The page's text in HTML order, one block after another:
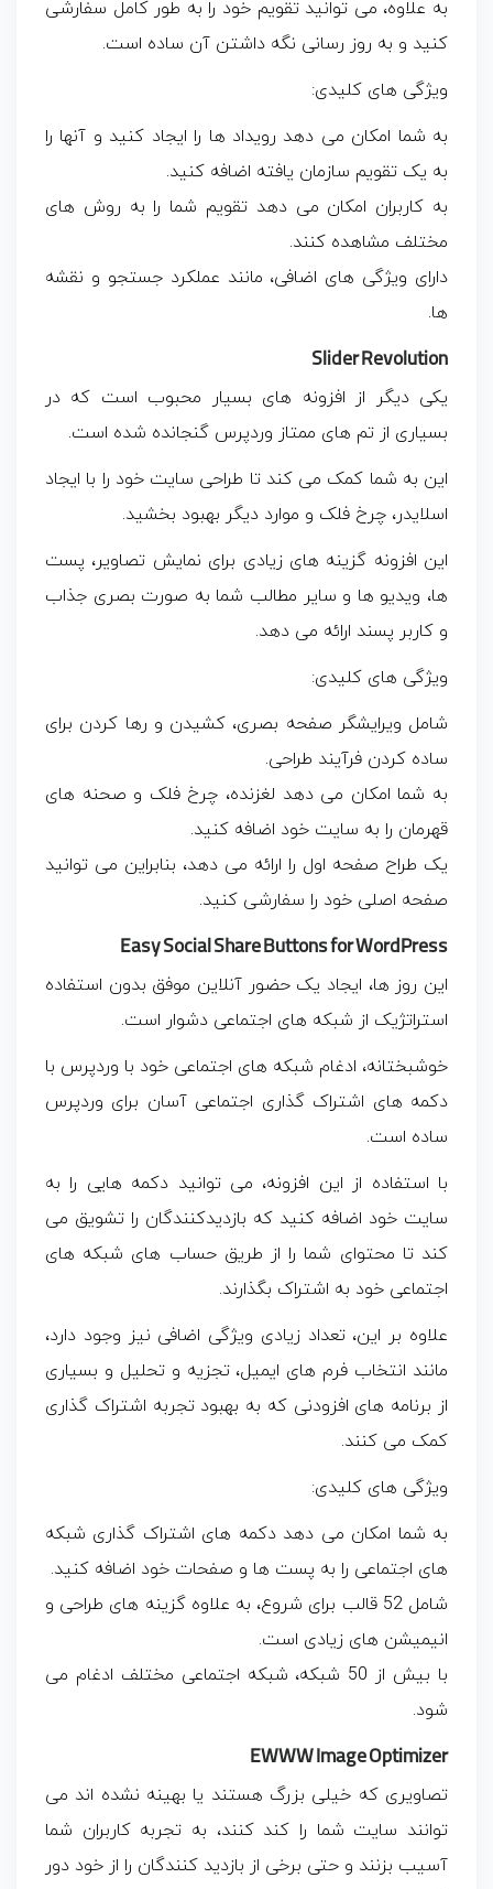
به‌ علاوه، می‌ توانید تقویم خود را به‌ طور کامل سفارشی
کنید و به‌ روز رسانی نگه‌ داشتن آن ساده است.
ویژگی های کلیدی:
به شما امکان می دهد رویداد ها را ایجاد کنید و آنها را
به یک تقویم سازمان یافته اضافه کنید.
به کاربران امکان می دهد تقویم شما را به روش های
مختلف مشاهده کنند.
دارای ویژگی های اضافی، مانند عملکرد جستجو و نقشه
ها.
Slider Revolution
یکی دیگر از افزونه های بسیار محبوب است که در
بسیاری از تم های ممتاز وردپرس گنجانده شده است.
این به شما کمک می کند تا طراحی سایت خود را با ایجاد
اسلایدر، چرخ فلک و موارد دیگر بهبود بخشید.
این افزونه گزینه های زیادی برای نمایش تصاویر، پست
ها، ویدیو ها و سایر مطالب شما به صورت بصری جذاب
و کاربر پسند ارائه می دهد.
ویژگی های کلیدی:
شامل ویرایشگر صفحه بصری، کشیدن و رها کردن برای
ساده کردن فرآیند طراحی.
به شما امکان می دهد لغزنده، چرخ فلک و صحنه های
قهرمان را به سایت خود اضافه کنید.
یک طراح صفحه اول را ارائه می دهد، بنابراین می توانید
صفحه اصلی خود را سفارشی کنید.
Easy Social Share Buttons for WordPress
این روز ها، ایجاد یک حضور آنلاین موفق بدون استفاده
استراتژیک از شبکه های اجتماعی دشوار است.
خوشبختانه، ادغام شبکه های اجتماعی خود با وردپرس با
دکمه های اشتراک گذاری اجتماعی آسان برای وردپرس
ساده است.
با استفاده از این افزونه، می توانید دکمه هایی را به
سایت خود اضافه کنید که بازدیدکنندگان را تشویق می
کند تا محتوای شما را از طریق حساب های شبکه های
اجتماعی خود به اشتراک بگذارند.
علاوه بر این، تعداد زیادی ویژگی اضافی نیز وجود دارد،
مانند انتخاب فرم‌ های ایمیل، تجزیه و تحلیل و بسیاری
از برنامه‌ های افزودنی که به بهبود تجربه اشتراک‌ گذاری
کمک می‌ کنند.
ویژگی های کلیدی:
به شما امکان می دهد دکمه های اشتراک گذاری شبکه
های اجتماعی را به پست ها و صفحات خود اضافه کنید.
شامل 52 قالب برای شروع، به علاوه گزینه های طراحی و
انیمیشن های زیادی است.
با بیش از 50 شبکه، شبکه اجتماعی مختلف ادغام می
شود.
EWWW Image Optimizer
تصاویری که خیلی بزرگ هستند یا بهینه نشده اند می
توانند سایت شما را کند کنند، به تجربه کاربران شما
آسیب بزنند و حتی برخی از بازدید کنندگان را از خود دور